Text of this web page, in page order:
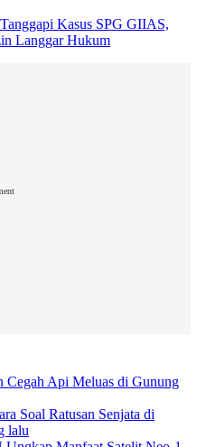
Kasus SPG GIIAS,
Langgar Hukum
Cegah Api Meluas di Gunung
Soal Ratusan Senjata di
lalu